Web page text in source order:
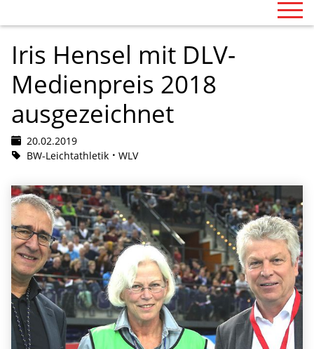
Iris Hensel mit DLV-
Medienpreis 2018
ausgezeichnet
20.02.2019
BW-Leichtathletik
WLV